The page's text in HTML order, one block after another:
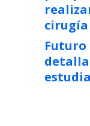
cirugía
Futuro
detalla